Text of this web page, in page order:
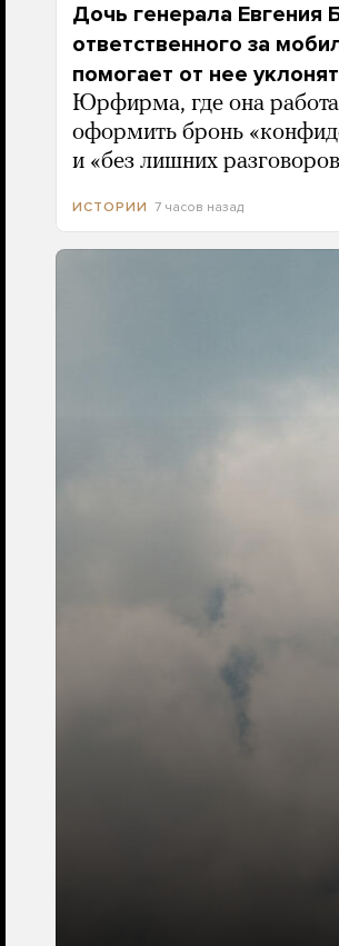
Дочь генерала Евгения
ответственного за
помогает от нее
Юрфирма, где она
оформить бронь
и «без лишних
ИСТОРИИ 7 часов назад